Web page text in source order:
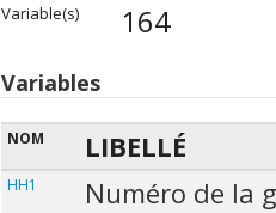
Variable(s) 164
Variables
NOM LIBELLÉ
HH1 Numéro de la